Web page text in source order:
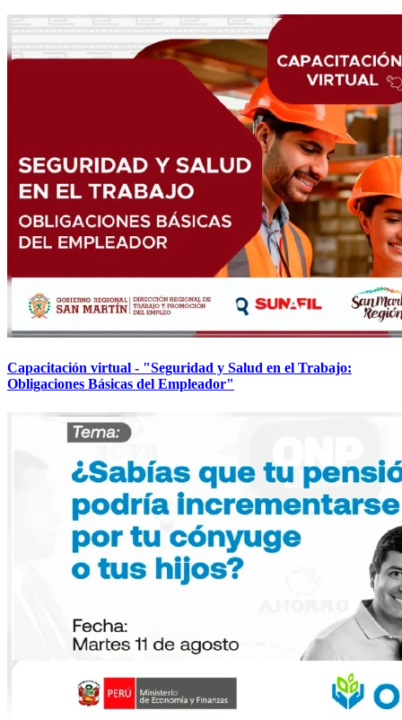
Capacitación virtual - "Seguridad y Salud en el Trabajo:
Obligaciones Básicas del Empleador"